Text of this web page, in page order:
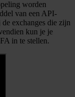
worden
van een API-
exchanges die zijn
kun je je
in te stellen.